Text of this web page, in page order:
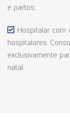
e partos;
Hospitalar com
hospitalares.
exclusivamente
natal.